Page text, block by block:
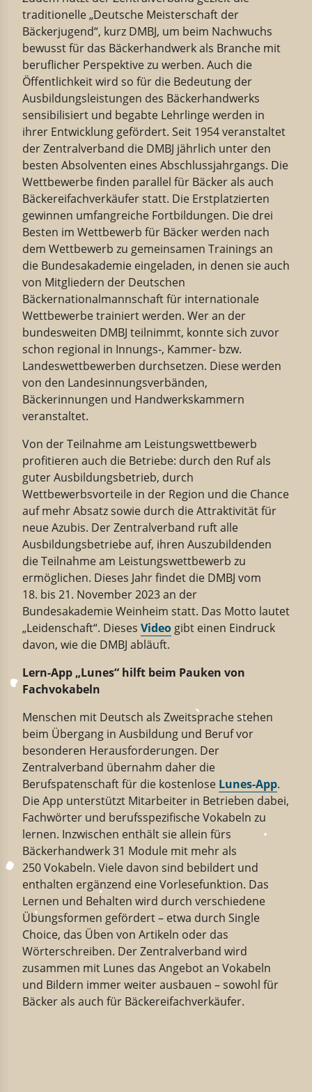
traditionelle „Deutsche Meisterschaft der
Bäckerjugend“, kurz DMBJ, um beim Nachwuchs
bewusst für das Bäckerhandwerk als Branche mit
beruflicher Perspektive zu werben. Auch die
Öffentlichkeit wird so für die Bedeutung der
Ausbildungsleistungen des Bäckerhandwerks
sensibilisiert und begabte Lehrlinge werden in
ihrer Entwicklung gefördert. Seit 1954 veranstaltet
der Zentralverband die DMBJ jährlich unter den
besten Absolventen eines Abschlussjahrgangs. Die
Wettbewerbe finden parallel für Bäcker als auch
Bäckereifachverkäufer statt. Die Erstplatzierten
gewinnen umfangreiche Fortbildungen. Die drei
Besten im Wettbewerb für Bäcker werden nach
dem Wettbewerb zu gemeinsamen Trainings an
die Bundesakademie eingeladen, in denen sie auch
von Mitgliedern der Deutschen
Bäckernationalmannschaft für internationale
Wettbewerbe trainiert werden. Wer an der
bundesweiten DMBJ teilnimmt, konnte sich zuvor
schon regional in Innungs-, Kammer- bzw.
Landeswettbewerben durchsetzen. Diese werden
von den Landesinnungsverbänden,
Bäckerinnungen und Handwerkskammern
veranstaltet.
Von der Teilnahme am Leistungswettbewerb
profitieren auch die Betriebe: durch den Ruf als
guter Ausbildungsbetrieb, durch
Wettbewerbsvorteile in der Region und die Chance
auf mehr Absatz sowie durch die Attraktivität für
neue Azubis. Der Zentralverband ruft alle
Ausbildungsbetriebe auf, ihren Auszubildenden
die Teilnahme am Leistungswettbewerb zu
ermöglichen. Dieses Jahr findet die DMBJ vom
18. bis 21. November 2023 an der
Bundesakademie Weinheim statt. Das Motto lautet
„Leidenschaft“. Dieses Video gibt einen Eindruck
davon, wie die DMBJ abläuft.
Lern-App „Lunes“ hilft beim Pauken von
Fachvokabeln
Menschen mit Deutsch als Zweitsprache stehen
beim Übergang in Ausbildung und Beruf vor
besonderen Herausforderungen. Der
Zentralverband übernahm daher die
Berufspatenschaft für die kostenlose Lunes-App.
Die App unterstützt Mitarbeiter in Betrieben dabei,
Fachwörter und berufsspezifische Vokabeln zu
lernen. Inzwischen enthält sie allein fürs
Bäckerhandwerk 31 Module mit mehr als
250 Vokabeln. Viele davon sind bebildert und
enthalten ergänzend eine Vorlesefunktion. Das
Lernen und Behalten wird durch verschiedene
Übungsformen gefördert – etwa durch Single
Choice, das Üben von Artikeln oder das
Wörterschreiben. Der Zentralverband wird
zusammen mit Lunes das Angebot an Vokabeln
und Bildern immer weiter ausbauen – sowohl für
Bäcker als auch für Bäckereifachverkäufer.